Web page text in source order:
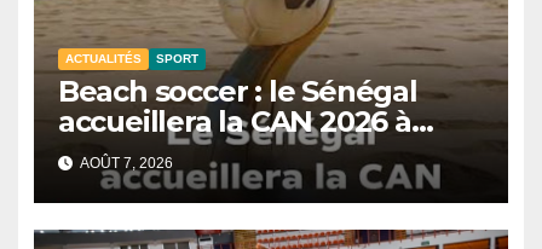
ACTUALITÉS SPORT
Beach soccer : le Sénégal
accueillera la CAN 2026 à
Dakar.
AOÛT 7, 2026